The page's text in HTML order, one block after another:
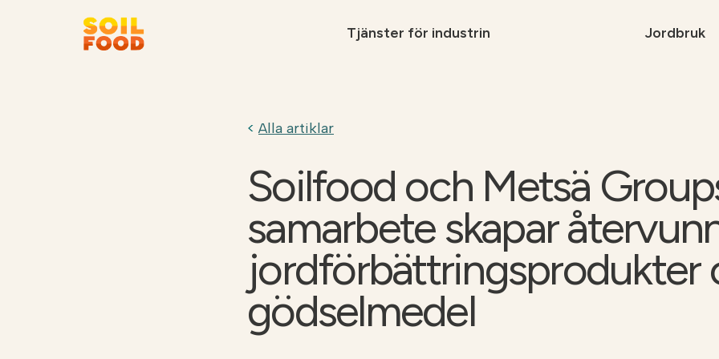
Tjänster för industrin Jordbruk
Kalk kalkylatorn
Tjänster för
skogsindustrin
Alla artiklar
Soilfood och Metsä
samarbete skapar
jordförbättringsprodukter
gödselmedel